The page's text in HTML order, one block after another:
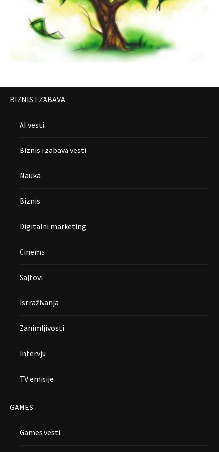
BIZNIS I ZABAVA
AI vesti
Biznis i zabava vesti
Nauka
Biznis
Digitalni marketing
Cinema
Sajtovi
Istraživanja
Zanimljivosti
Intervju
TV emisije
GAMES
Games vesti